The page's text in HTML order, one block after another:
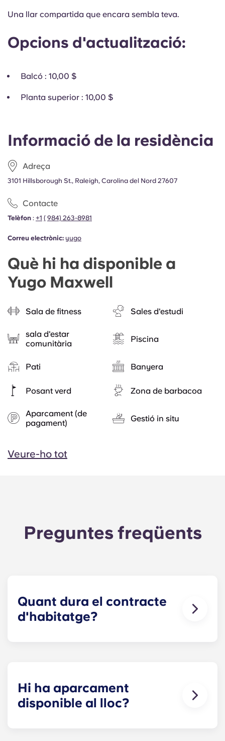
Informació de la residència
Adreça
3101 Hillsborough St., Raleigh, Carolina del Nord 27607
Contacte
Telèfon : +1 ( 984) 263-8981
Correu electrònic: yugo
Què hi ha disponible a
Yugo Maxwell
Sala de fitness Sales d'estudi
sala d'estar
comunitària
Piscina
Pati Banyera
Posant verd Zona de barbacoa
Aparcament (de
pagament)
Gestió in situ
Veure-ho tot
Una llar compartida que encara sembla teva.
Opcions d'actualització:
Balcó : 10,00 $
Planta superior : 10,00 $
Preguntes freqüents
Quant dura el contracte
d'habitatge?
Hi ha aparcament
disponible al lloc?